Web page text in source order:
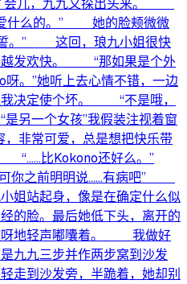
儿，九九又探出头来。
爱什么的。” 她的脸颊微微
。” 这回，琅九小姐很快
越发欢快。 “那如果是个外
。”她听上去心情不错，一边
我决定使个坏。 “不是哦，
一个女孩”我假装注视着窗
，非常可爱，总是想把快乐带
“……比Kokono还好么。”
之前明明说……有病吧”
姐站起身，像是在确定什么似
的脸。最后她低下头，离开的
呀地轻声嘟囔着。 我做好
九九三步并作两步窝到沙发
走到沙发旁，半跪着，她却别